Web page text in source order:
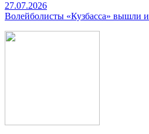
27.07.2026
Волейболисты «Кузбасса» вышли